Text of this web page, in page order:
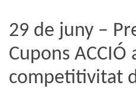
29 de juny –
Cupons ACCIÓ
competitivitat